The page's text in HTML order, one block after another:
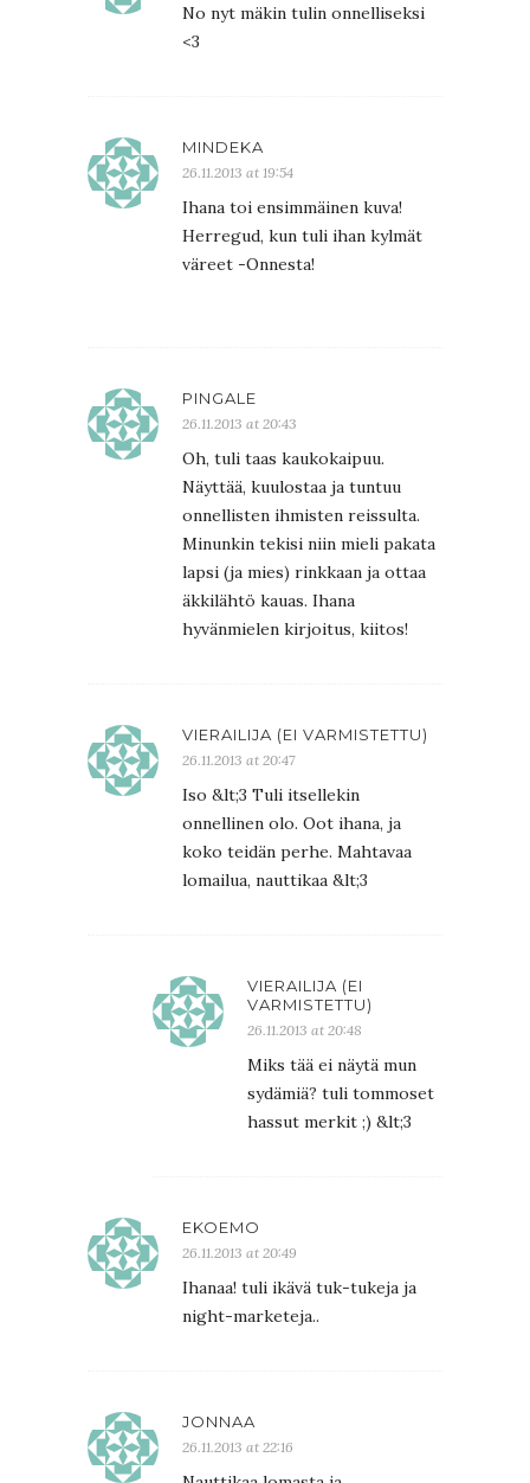
No nyt mäkin tulin onnelliseksi
<3
MINDEKA
26.11.2013 at 19:54
Ihana toi ensimmäinen kuva!
Herregud, kun tuli ihan kylmät
väreet -Onnesta!
PINGALE
26.11.2013 at 20:43
Oh, tuli taas kaukokaipuu.
Näyttää, kuulostaa ja tuntuu
onnellisten ihmisten reissulta.
Minunkin tekisi niin mieli pakata
lapsi (ja mies) rinkkaan ja ottaa
äkkilähtö kauas. Ihana
hyvänmielen kirjoitus, kiitos!
VIERAILIJA (EI VARMISTETTU)
26.11.2013 at 20:47
Iso &lt;3 Tuli itsellekin
onnellinen olo. Oot ihana, ja
koko teidän perhe. Mahtavaa
lomailua, nauttikaa &lt;3
VIERAILIJA (EI
VARMISTETTU)
26.11.2013 at 20:48
Miks tää ei näytä mun
sydämiä? tuli tommoset
hassut merkit ;) &lt;3
EKOEMO
26.11.2013 at 20:49
Ihanaa! tuli ikävä tuk-tukeja ja
night-marketeja..
JONNAA
26.11.2013 at 22:16